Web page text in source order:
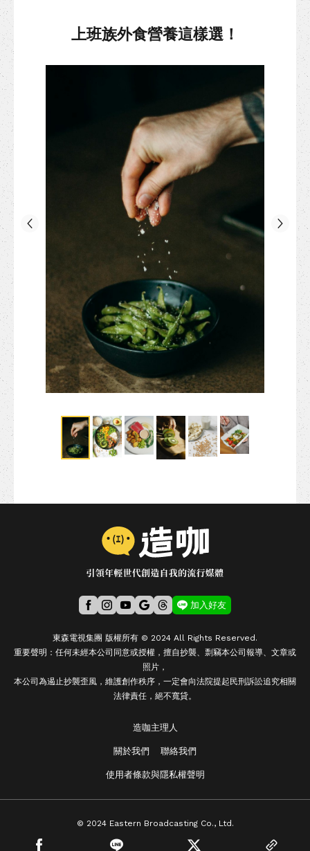
上班族外食營養這樣選！
加入好友
造咖主理人
關於我們 聯絡我們
使用者條款與隱私權聲明
東森電視集團 版權所有 © 2024 All Rights Reserved.
重要聲明：任何未經本公司同意或授權，擅自抄襲、剽竊本公司報導、文章或
照片，
本公司為遏止抄襲歪風，維護創作秩序，一定會向法院提起民刑訴訟追究相關
法律責任，絕不寬貸。
© 2024 Eastern Broadcasting Co., Ltd.